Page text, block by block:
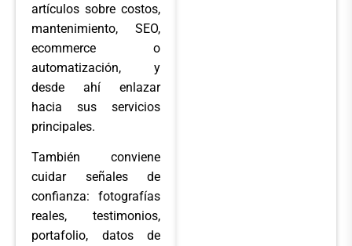
artículos sobre costos,
mantenimiento, SEO,
ecommerce o
automatización, y
desde ahí enlazar
hacia sus servicios
principales.
También conviene
cuidar señales de
confianza: fotografías
reales, testimonios,
portafolio, datos de